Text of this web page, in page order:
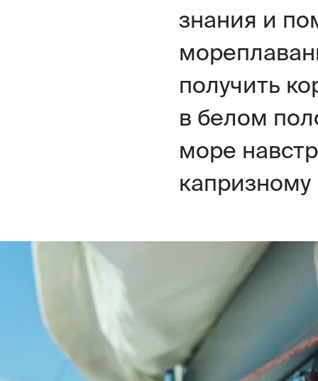
знания и
получить
в белом
море
капризному